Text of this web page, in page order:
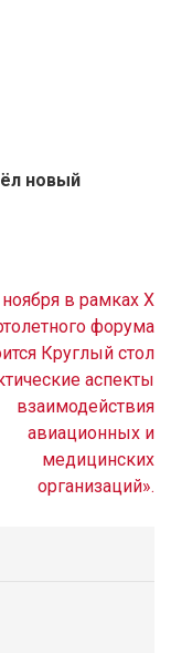
новый
в рамках X
форума
Круглый стол
аспекты
взаимодействия
авиационных и
медицинских
организаций».